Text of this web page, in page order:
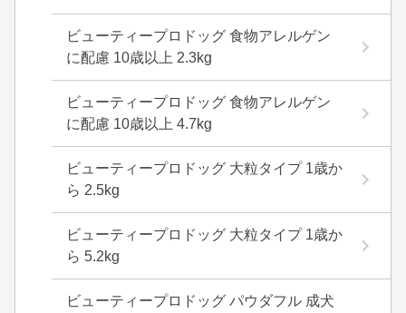
ビューティープロドッグ 食物アレルゲン
に配慮 10歳以上 2.3kg
ビューティープロドッグ 食物アレルゲン
に配慮 10歳以上 4.7kg
ビューティープロドッグ 大粒タイプ 1歳か
ら 2.5kg
ビューティープロドッグ 大粒タイプ 1歳か
ら 5.2kg
ビューティープロドッグ パウダフル 成犬